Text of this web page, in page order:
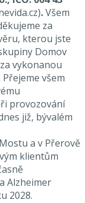
).Všem
za
kterou jste
Domov
vykonanou
všem
provozování
již, bývalém
a v Přerově
klientům
Alzheimer
2028.